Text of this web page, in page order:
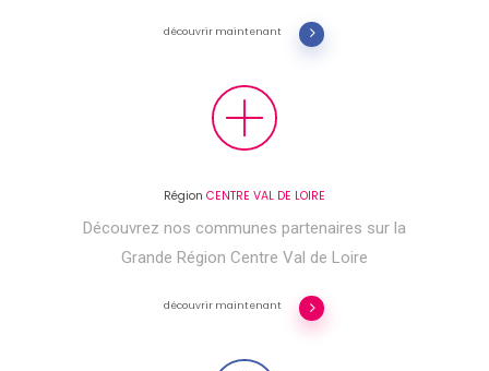
découvrir maintenant
Région CENTRE VAL DE LOIRE
Découvrez nos communes partenaires sur la
Grande Région Centre Val de Loire
découvrir maintenant